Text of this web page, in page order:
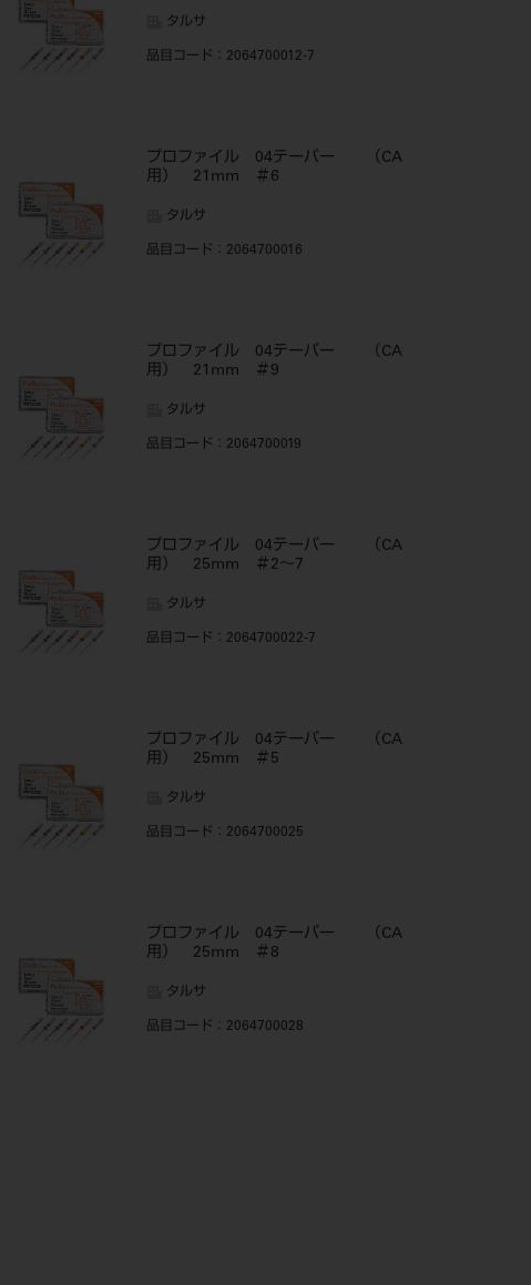
タルサ
品目コード ：2064700012-7
プロファイル 04テーパー （CA
用） 21mm ＃6
タルサ
品目コード ：2064700016
プロファイル 04テーパー （CA
用） 21mm ＃9
タルサ
品目コード ：2064700019
プロファイル 04テーパー （CA
用） 25mm ＃2～7
タルサ
品目コード ：2064700022-7
プロファイル 04テーパー （CA
用） 25mm ＃5
タルサ
品目コード ：2064700025
プロファイル 04テーパー （CA
用） 25mm ＃8
タルサ
品目コード ：2064700028